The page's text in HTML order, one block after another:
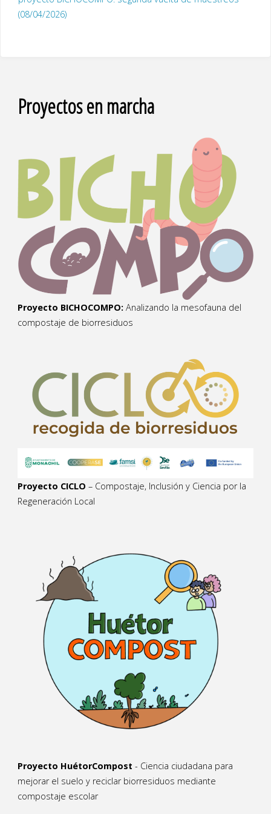
(08/04/2026)
Proyectos en marcha
Proyecto BICHOCOMPO: Analizando la mesofauna del
compostaje de biorresiduos
Proyecto CICLO – Compostaje, Inclusión y Ciencia por la
Regeneración Local
Proyecto HuétorCompost - Ciencia ciudadana para
mejorar el suelo y reciclar biorresiduos mediante
compostaje escolar